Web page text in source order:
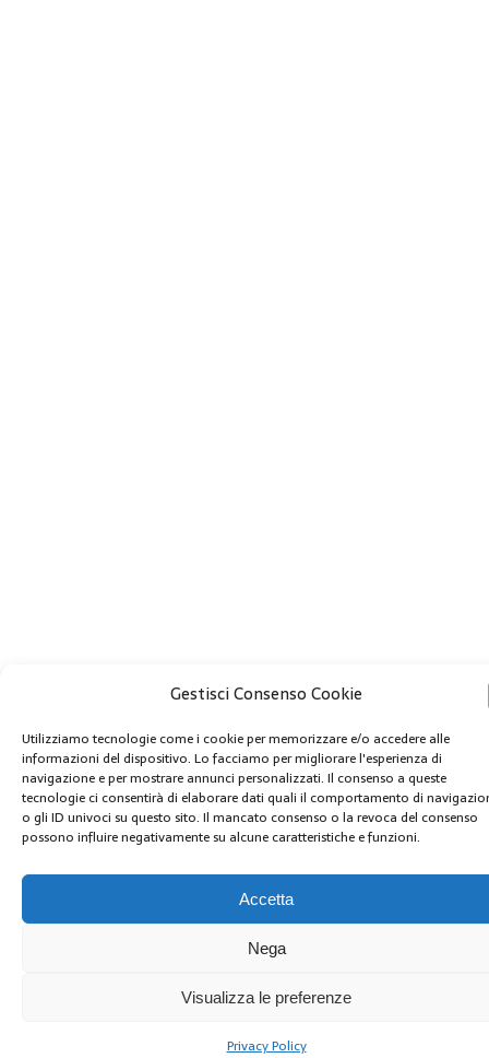
Gestisci Consenso Cookie
Utilizziamo tecnologie come i cookie per memorizzare e/o accedere alle
informazioni del dispositivo. Lo facciamo per migliorare l'esperienza di
navigazione e per mostrare annunci personalizzati. Il consenso a queste
tecnologie ci consentirà di elaborare dati quali il comportamento di
o gli ID univoci su questo sito. Il mancato consenso o la revoca del consenso
possono influire negativamente su alcune caratteristiche e funzioni.
Accetta
Nega
Visualizza le preferenze
Privacy Policy